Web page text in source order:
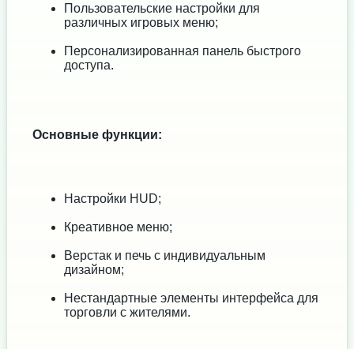
Пользовательские настройки для
различных игровых меню;
Персонализированная панель быстрого
доступа.
Основные функции:
Настройки HUD;
Креативное меню;
Верстак и печь с индивидуальным
дизайном;
Нестандартные элементы интерфейса для
торговли с жителями.